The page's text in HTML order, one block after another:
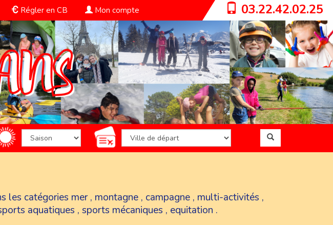
Régler en CB Mon compte 03.22.42.02.25
les catégories mer, montagne , campagne , multi-activités ,
aquatiques , sports mécaniques , equitation .